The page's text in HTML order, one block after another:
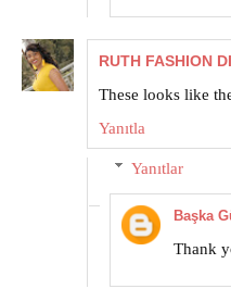
RUTH FASHION
These looks like
Yanıtla
Yanıtlar
Başka
Thank